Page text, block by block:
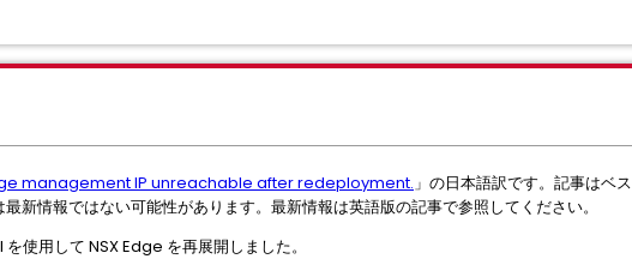
management IP unreachable after redeployment.」の日本語訳です。記事はベ
新情報ではない可能性があります。最新情報は英語版の記事で参照してください。
使用して NSX Edge を再展開しました。